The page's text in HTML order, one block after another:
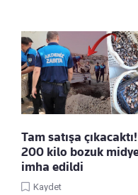
Tam satışa çıkacaktı!
200 kilo bozuk
imha edildi
Kaydet